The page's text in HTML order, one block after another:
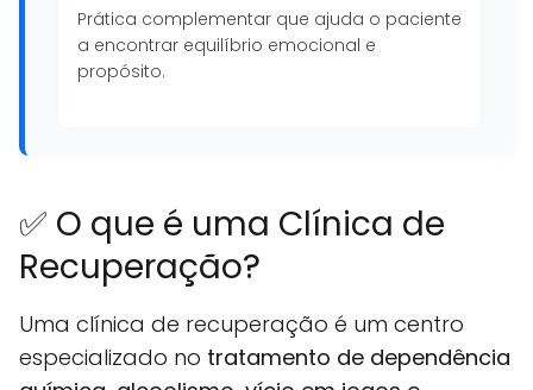
Prática complementar que ajuda o paciente
a encontrar equilíbrio emocional e
propósito.
✅ O que é uma Clínica de
Recuperação?
Uma clínica de recuperação é um centro
especializado no tratamento de dependência